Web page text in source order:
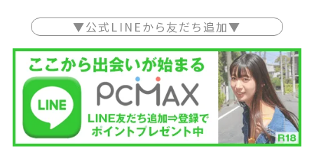
▼公式LINEから友だち追加▼